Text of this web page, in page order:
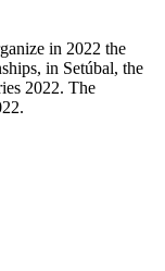
in 2022 the
in Setúbal, the
2022. The